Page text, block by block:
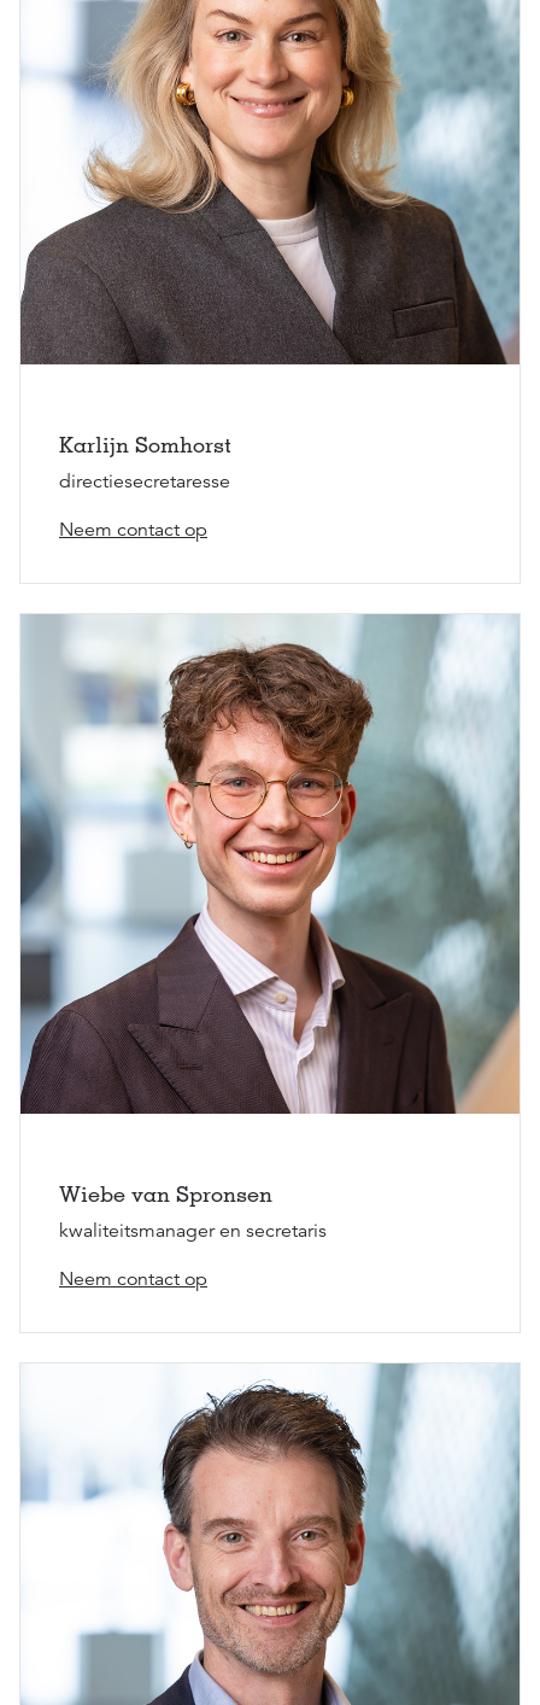
Karlijn Somhorst
directiesecretaresse
Neem contact op
Wiebe van Spronsen
kwaliteitsmanager en secretaris
Neem contact op